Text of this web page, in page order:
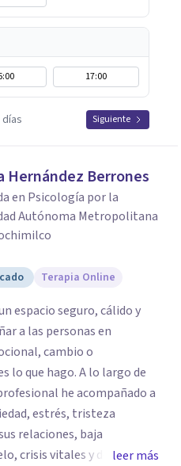
17:00
días Siguiente
Hernández Berrones
en Psicología por la
Autónoma Metropolitana
Terapia Online
espacio seguro, cálido y
a las personas en
cambio o
A lo largo de
he acompañado a
estrés, tristeza
relaciones, baja
crisis vitales y desafíos
leer más